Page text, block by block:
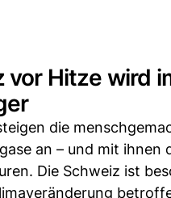
vor Hitze wird
die
an – und mit ihnen
Die Schweiz ist